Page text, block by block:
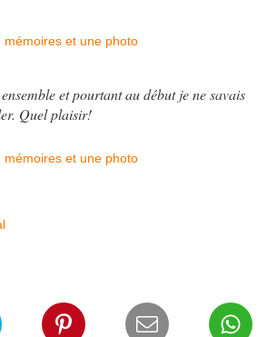
et pourtant au début je ne savais
Quel plaisir!